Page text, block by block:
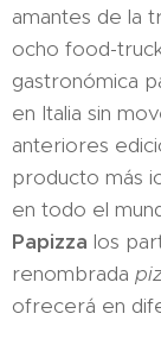
amantes de la
ocho food-
gastronómica
en Italia sin
anteriores
producto más
en todo el
Papizza los
renombrada
ofrecerá en